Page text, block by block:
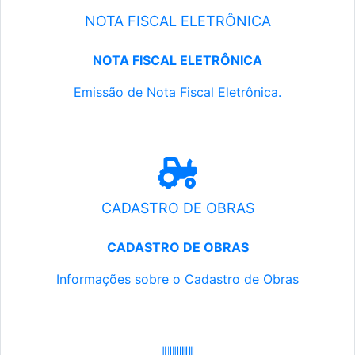
NOTA FISCAL ELETRÔNICA
NOTA FISCAL ELETRÔNICA
Emissão de Nota Fiscal Eletrônica.
CADASTRO DE OBRAS
CADASTRO DE OBRAS
Informações sobre o Cadastro de Obras